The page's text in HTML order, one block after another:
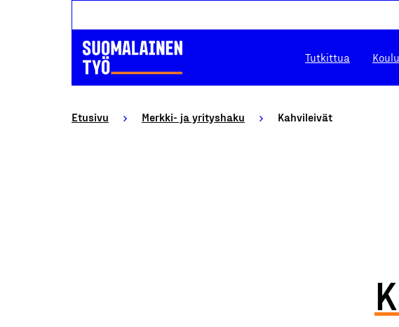
Tutkittua
Etusivu Merkki- ja yrityshaku Kahvileivät